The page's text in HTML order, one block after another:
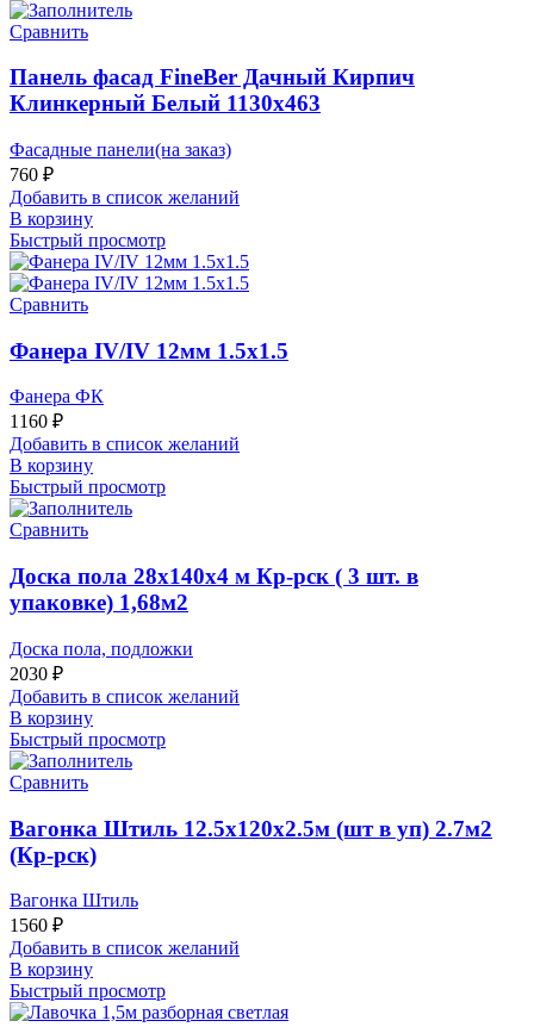
Сравнить
Панель фасад FineBer Дачный Кирпич
Клинкерный Белый 1130х463
Фасадные панели(на заказ)
760 ₽
Добавить в список желаний
В корзину
Быстрый просмотр
Сравнить
Фанера IV/IV 12мм 1.5х1.5
Фанера ФК
1160 ₽
Добавить в список желаний
В корзину
Быстрый просмотр
Сравнить
Доска пола 28x140x4 м Кр-рск ( 3 шт. в
упаковке) 1,68м2
Доска пола, подложки
2030 ₽
Добавить в список желаний
В корзину
Быстрый просмотр
Сравнить
Вагонка Штиль 12.5х120х2.5м (шт в уп) 2.7м2
(Кр-рск)
Вагонка Штиль
1560 ₽
Добавить в список желаний
В корзину
Быстрый просмотр